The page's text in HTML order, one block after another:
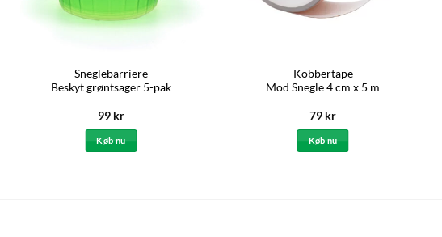
Sneglebarriere
Beskyt grøntsager 5-pak
99 kr
Køb nu
Kobbertape
Mod Snegle 4 cm x 5 m
79 kr
Køb nu